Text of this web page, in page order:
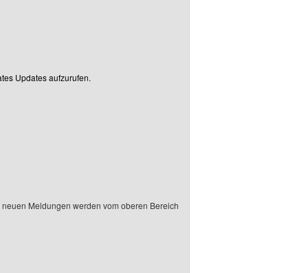
Updates aufzurufen.
Meldungen werden vom oberen Bereich